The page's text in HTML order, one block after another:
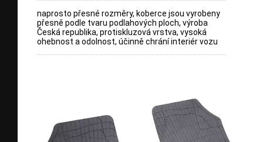
naprosto přesné rozměry, koberce jsou vyrobeny
přesně podle tvaru podlahových ploch, výroba
Česká republika, protiskluzová vrstva, vysoká
ohebnost a odolnost, účinně chrání interiér vozu